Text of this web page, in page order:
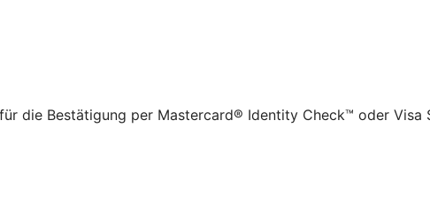
die Bestätigung per Mastercard® Identity Check™ oder Visa